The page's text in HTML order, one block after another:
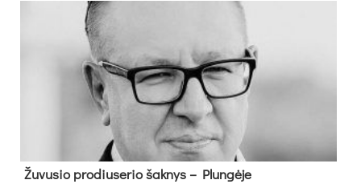
Žu­vu­sio pro­diu­se­rio šak­nys – Plun­gė­je